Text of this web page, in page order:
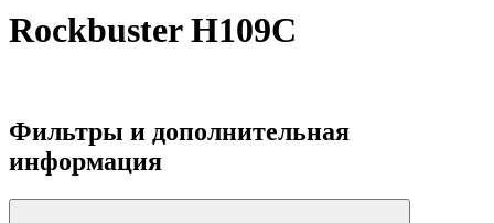
Rockbuster H109C
Фильтры и дополнительная
информация